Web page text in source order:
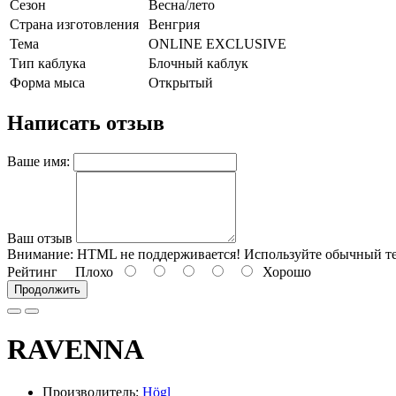
Сезон
Весна/лето
Страна изготовления
Венгрия
Тема
ONLINE EXCLUSIVE
Тип каблука
Блочный каблук
Форма мыса
Открытый
Написать отзыв
Ваше имя:
Ваш отзыв
Внимание: HTML не поддерживается! Используйте обычный
Рейтинг Плохо Хорошо
Продолжить
RAVENNA
Производитель: Högl